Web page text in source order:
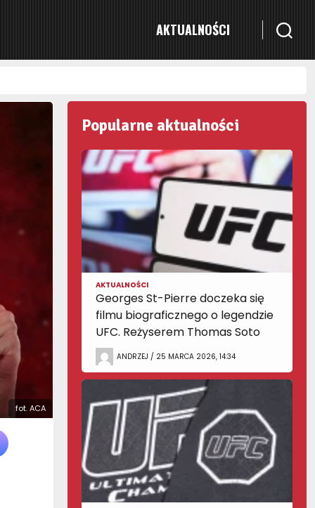
AKTUALNOŚCI
fot. ACA
Popularne aktualności
AKTUALNOŚCI
Georges St-Pierre doczeka się
filmu biograficznego o legendzie
UFC. Reżyserem Thomas Soto
ANDRZEJ / 25 MARCA 2026, 14:34